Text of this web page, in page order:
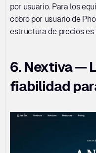
por usuario. Para los
cobro por usuario de
estructura de precios es
6. Nextiva —
fiabilidad